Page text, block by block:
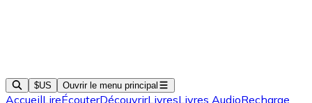
$US Ouvrir le menu principal
AccueilLireÉcouterDécouvrirLivresLivres AudioRecharge